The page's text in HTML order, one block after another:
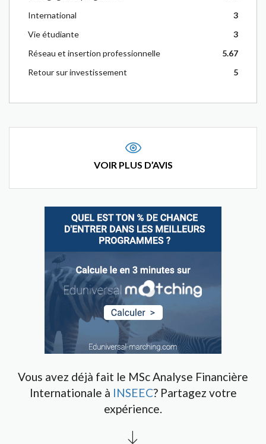
International
3
Vie étudiante
3
Réseau et insertion professionnelle
5.67
Retour sur investissement
5
VOIR PLUS D’AVIS
Vous avez déjà fait le MSc Analyse Financière
Internationale à INSEEC? Partagez votre
expérience.